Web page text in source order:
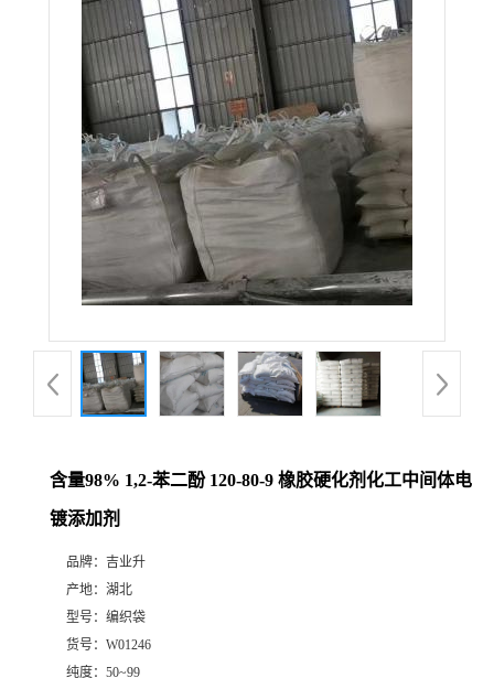
含量98% 1,2-苯二酚 120-80-9 橡胶硬化剂化工中间体电
镀添加剂
品牌： 吉业升
产地： 湖北
型号： 编织袋
货号： W01246
纯度： 50~99